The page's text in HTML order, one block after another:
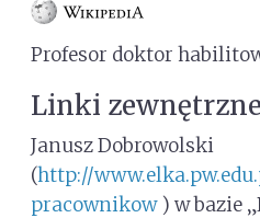
Profesor doktor
Linki zewnętrzne
Janusz Dobrowolski
(http://
pracownikow) w bazie